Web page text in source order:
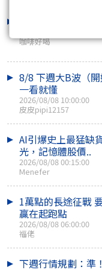
咖啡好喝
8/8 下週大B波（
一看就懂
2026/08/08 10:00:00
皮皮pipi12157
AI引爆史上最猛缺
光，記憶體股價..
2026/08/08 00:15:00
Menefer
1萬點的長途征戰
贏在起跑點
2026/08/08 06:00:00
福佬
下週行情規劃：準